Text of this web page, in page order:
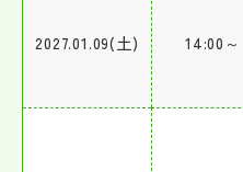
2027.01.09(土) 14:00～